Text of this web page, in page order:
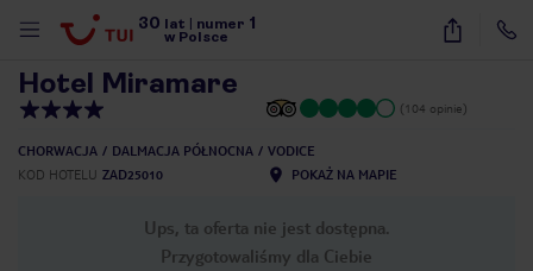
30 lat numer 1
w Polsce
14
Hotel Miramare
(104 opinie)
CHORWACJA DALMACJA PÓŁNOCNA
VODICE
KOD HOTELU ZAD25010 POKAŻ NA MAPIE
Ups, ta oferta nie jest dostępna.
Przygotowaliśmy dla Ciebie